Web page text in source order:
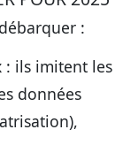
:
: ils imitent les
données